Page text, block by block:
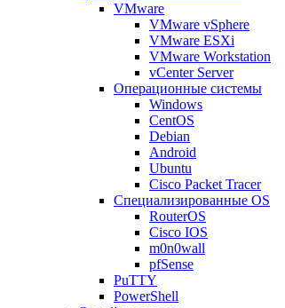
VMware
VMware vSphere
VMware ESXi
VMware Workstation
vCenter Server
Операционные системы
Windows
CentOS
Debian
Android
Ubuntu
Cisco Packet Tracer
Специализированные OS
RouterOS
Cisco IOS
m0n0wall
pfSense
PuTTY
PowerShell